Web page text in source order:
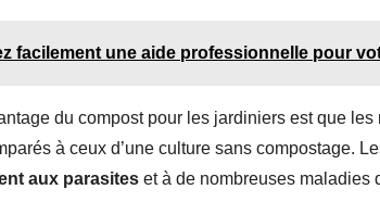
facilement une aide professionnelle pour
du compost pour les jardiniers est que
à ceux d’une culture sans compostage.
aux parasites et à de nombreuses maladies